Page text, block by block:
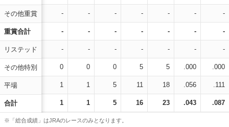
その他重賞
重賞合計
リステッド
その他特別
平場
合計
- - - - - - -
- - - - - - -
- - - - - - -
0 0 0 5 5 .000 .000
1 1 5 11 18 .056 .111
1 1 5 16 23 .043 .087
※「総合成績」はJRAのレースのみとなります。